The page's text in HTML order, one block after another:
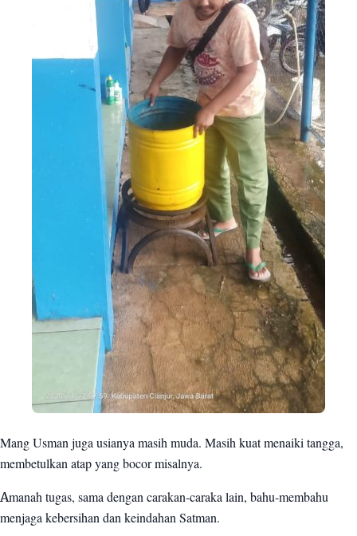
Mang Usman juga usianya masih muda. Masih kuat menaiki tangga,
membetulkan atap yang bocor misalnya.
Amanah tugas, sama dengan carakan-caraka lain, bahu-membahu
menjaga kebersihan dan keindahan Satman.